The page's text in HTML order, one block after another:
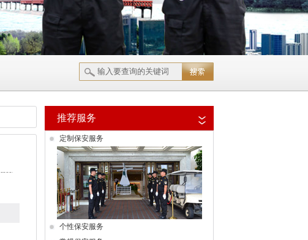
推荐服务
定制保安服务
个性保安服务